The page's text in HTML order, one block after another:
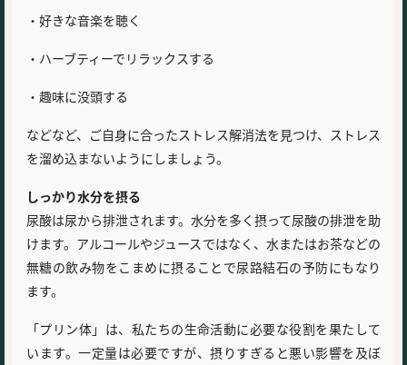
・好きな音楽を聴く
・ハーブティーでリラックスする
・趣味に没頭する
などなど、ご自身に合ったストレス解消法を見つけ、ストレス
を溜め込まないようにしましょう。
しっかり水分を摂る
尿酸は尿から排泄されます。水分を多く摂って尿酸の排泄を助
けます。アルコールやジュースではなく、水またはお茶などの
無糖の飲み物をこまめに摂ることで尿路結石の予防にもなり
ます。
「プリン体」は、私たちの生命活動に必要な役割を果たして
います。一定量は必要ですが、摂りすぎると悪い影響を及ぼ